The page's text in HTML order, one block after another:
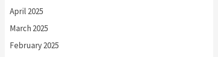
April 2025
March 2025
February 2025